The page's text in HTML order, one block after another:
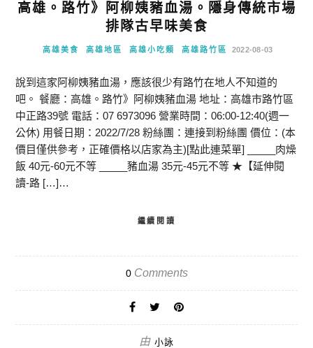
高雄。路竹》阿柳姨豬血湯。隱身傳統市場
排隊古早味美食
高雄美食 高雄地區 高雄小吃類 高雄路竹區 2022-08-03
說到這家阿柳姨豬血湯，應該很少有路竹在地人不知道的
吧。 餐廳：高雄。路竹》阿柳姨豬血湯 地址：高雄市路竹區
中正路39號 電話：07 6973096 營業時間：06:00-12:40(週一
公休) 用餐日期：2022/7/28 粉絲團：連接到粉絲團 價位：(本
價目僅供參考，正確價格以店家為主)[點此連菜單] _____肉燥
飯 40元-60元不等 _____豬血湯 35元-45元不等 ★【延伸閱
讀-路 […]…
繼續閱讀
0Comments
由 小詠